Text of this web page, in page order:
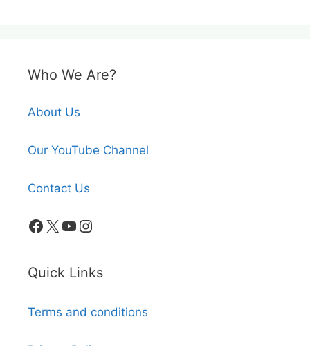
Who We Are?
About Us
Our YouTube Channel
Contact Us
Facebook
X YouTube
Instagram
Quick Links
Terms and conditions